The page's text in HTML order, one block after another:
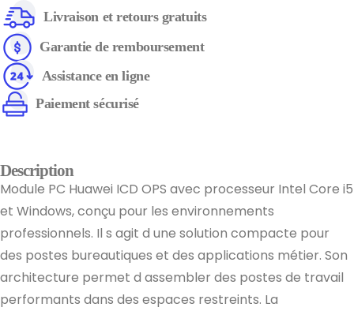
Livraison et retours gratuits
Garantie de remboursement
Assistance en ligne
Paiement sécurisé
Description
Module PC Huawei ICD OPS avec processeur Intel Core i5
et Windows, conçu pour les environnements
professionnels. Il s agit d une solution compacte pour
des postes bureautiques et des applications métier. Son
architecture permet d assembler des postes de travail
performants dans des espaces restreints. La